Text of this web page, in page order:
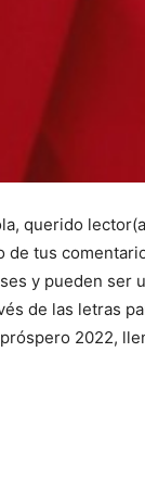
querido
de tus
y pueden ser
de las letras
2022,